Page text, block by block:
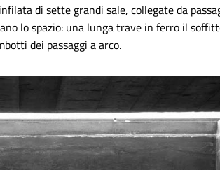
di sette grandi sale, collegate da
lo spazio: una lunga trave in ferro il
dei passaggi a arco.